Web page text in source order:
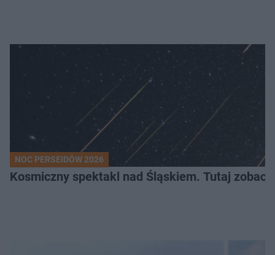
NOC PERSEIDÓW 2026
Kosmiczny spektakl nad Śląskiem. Tutaj